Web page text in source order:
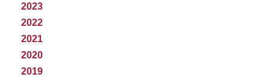
2023
2022
2021
2020
2019